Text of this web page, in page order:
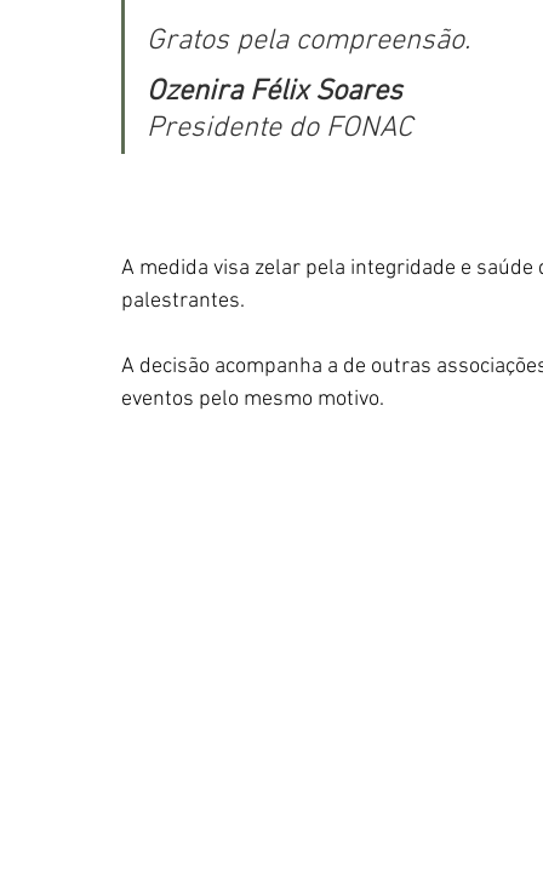
Gratos pela compreensão.
Ozenira Félix Soares
Presidente do FONAC
A medida visa zelar pela integridade e
palestrantes.
A decisão acompanha a de outras
eventos pelo mesmo motivo.